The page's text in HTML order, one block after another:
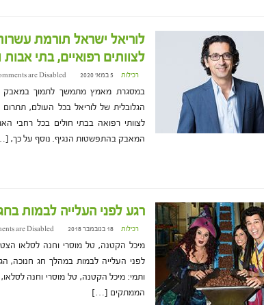
לוריאל ישראל תורמת
לצוותים רפואיים, בתי
רכילות 5 במאי 2020 at 9:11 are Disabled
במסגרת מאמץ מתמשך לתמוך במאבק
הגלובלית של לוריאל בכל העולם, תתרום
לצוותי רפואה בבתי חולים בכל רחבי
המאבק בהתפשטות הנגיף. נוסף על כך,
רגע לפני העלייה לבמות
רכילות 18 בנובמבר 2018 at 15:35 are Disabled
מיכל הקטנה, טל מוסרי וחנה לסלאו
לפני העלייה לבמות במהלך חג חנוכה,
ותמי: מיכל הקטנה, טל מוסרי וחנה
הממתקים […]